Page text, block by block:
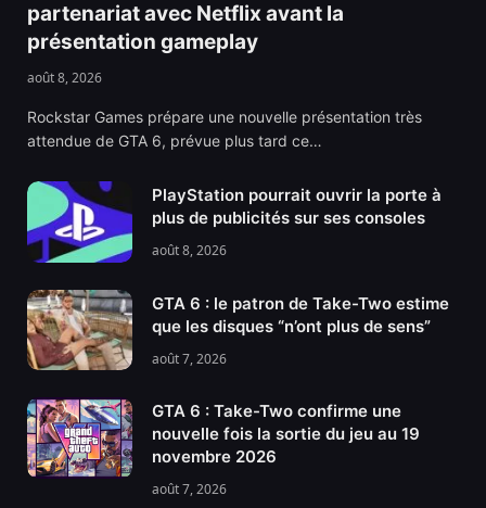
partenariat avec Netflix avant la
présentation gameplay
août 8, 2026
Rockstar Games prépare une nouvelle présentation très
attendue de GTA 6, prévue plus tard ce…
PlayStation pourrait ouvrir la porte à
plus de publicités sur ses consoles
août 8, 2026
GTA 6 : le patron de Take-Two estime
que les disques “n’ont plus de sens”
août 7, 2026
GTA 6 : Take-Two confirme une
nouvelle fois la sortie du jeu au 19
novembre 2026
août 7, 2026